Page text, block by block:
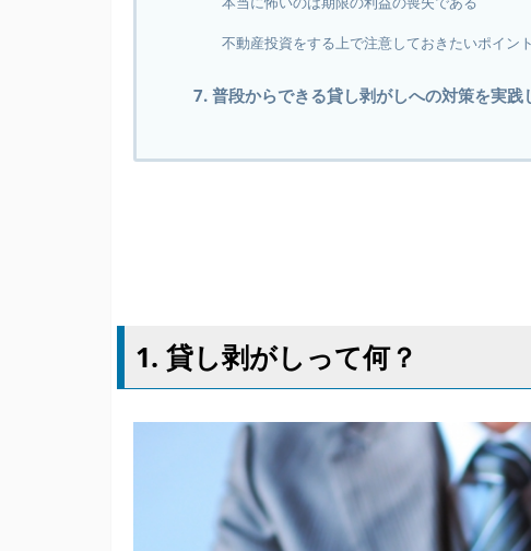
不動産投資をする上で注意しておきたいポイン
7. 普段からできる貸し剥がしへの対策を実践
1. 貸し剥がしって何？